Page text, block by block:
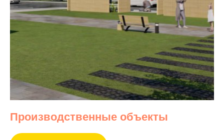
Производственные объекты